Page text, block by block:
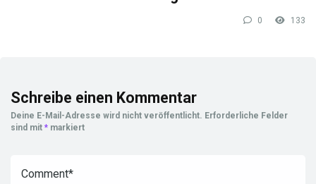
0 133
Schreibe einen Kommentar
Deine E-Mail-Adresse wird nicht veröffentlicht. Erforderliche Felder
sind mit * markiert